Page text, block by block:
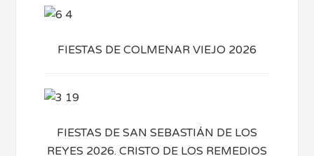
FIESTAS DE COLMENAR VIEJO 2026
FIESTAS DE SAN SEBASTIÁN DE LOS
REYES 2026. CRISTO DE LOS REMEDIOS